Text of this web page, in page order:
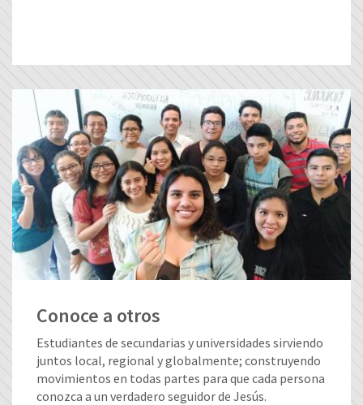
Conoce a otros
Estudiantes de secundarias y universidades sirviendo
juntos local, regional y globalmente; construyendo
movimientos en todas partes para que cada persona
conozca a un verdadero seguidor de Jesús.